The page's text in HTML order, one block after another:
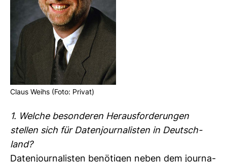
Claus Weihs (Foto: Privat)
1. Welche beson­deren Her­aus­for­de­rungen
stellen sich für Daten­jour­na­listen in Deutsch­
land?
Daten­jour­na­listen benö­tigen neben dem jour­na­